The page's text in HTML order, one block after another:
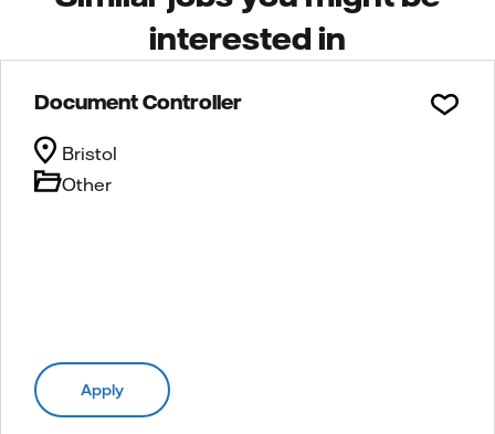
interested in
Document Controller
Other
Bristol
Apply